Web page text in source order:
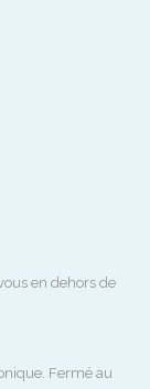
en dehors de
Fermé au